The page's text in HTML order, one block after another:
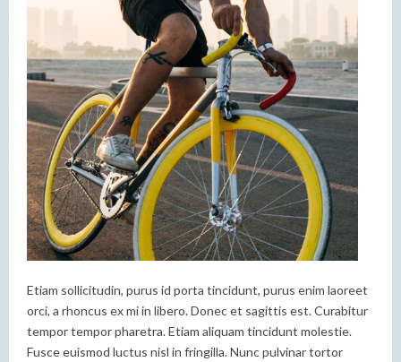
Etiam sollicitudin, purus id porta tincidunt, purus enim laoreet
orci, a rhoncus ex mi in libero. Donec et sagittis est. Curabitur
tempor tempor pharetra. Etiam aliquam tincidunt molestie.
Fusce euismod luctus nisl in fringilla. Nunc pulvinar tortor